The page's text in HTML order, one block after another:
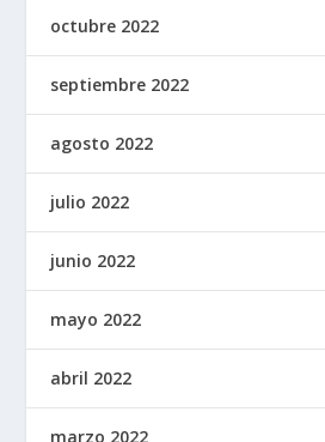
octubre 2022
septiembre 2022
agosto 2022
julio 2022
junio 2022
mayo 2022
abril 2022
marzo 2022